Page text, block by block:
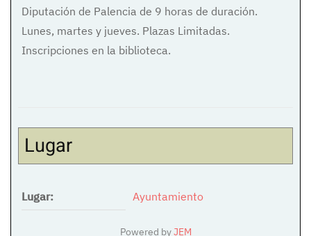
Diputación de Palencia de 9 horas de duración.
Lunes, martes y jueves. Plazas Limitadas.
Inscripciones en la biblioteca.
Lugar
Lugar: Ayuntamiento
Powered byJEM